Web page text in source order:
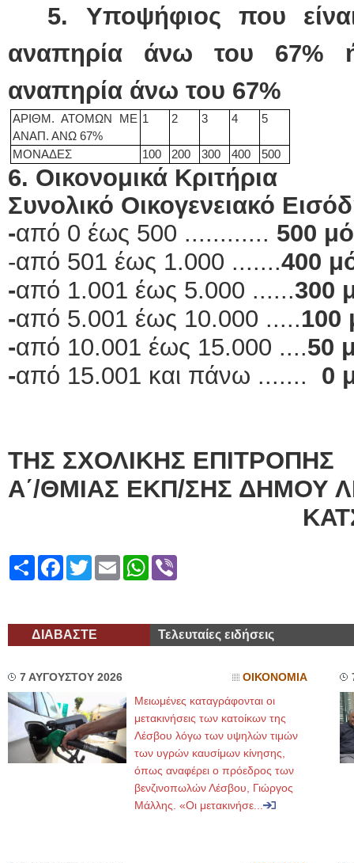
Υποψήφιος που
αναπηρία άνω του 67%
αναπηρία άνω του 67%
ΑΡΙΘΜ. ΑΤΟΜΩΝ ΜΕ
ΑΝΑΠ. ΑΝΩ 67%
1 2 3 4 5
ΜΟΝΑΔΕΣ 100 200 300 400 500
6. Οικονομικά Κριτήρια
Συνολικό Οικογενειακό
-από 0 έως 500 ............ 500
-από 501 έως 1.000 .......400
-από 1.001 έως 5.000 ......300
-από 5.001 έως 10.000 .....100
-από 10.001 έως 15.000 ....50
-από 15.001 και πάνω ....... 0
ΤΗΣ ΣΧΟΛΙΚΗΣ ΕΠΙΤΡΟΠΗΣ
Α΄/ΘΜΙΑΣ ΕΚΠ/ΣΗΣ ΔΗΜΟΥ
ShareFacebook
TwitterEmailWhatsApp
ΔΙΑΒΑΣΤΕ Τελευταίες ειδήσεις
7 ΑΥΓΟΥΣΤΟΥ 2026 ΟΙΚΟΝΟΜΙΑ
Μειωμένες καταγράφονται οι
μετακινήσεις των κατοίκων της
Λέσβου λόγω των υψηλών τιμών
των υγρών καυσίμων κίνησης,
όπως αναφέρει ο πρόεδρος των
βενζινοπωλών Λέσβου, Γιώργος
Μάλλης. «Οι μετακινήσε...